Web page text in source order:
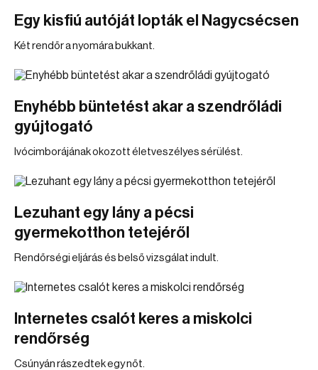
Egy kisfiú autóját lopták el Nagycsécsen
Két rendőr a nyomára bukkant.
Enyhébb büntetést akar a szendrőládi
gyújtogató
Ivócimborájának okozott életveszélyes sérülést.
Lezuhant egy lány a pécsi
gyermekotthon tetejéről
Rendőrségi eljárás és belső vizsgálat indult.
Internetes csalót keres a miskolci
rendőrség
Csúnyán rászedtek egy nőt.